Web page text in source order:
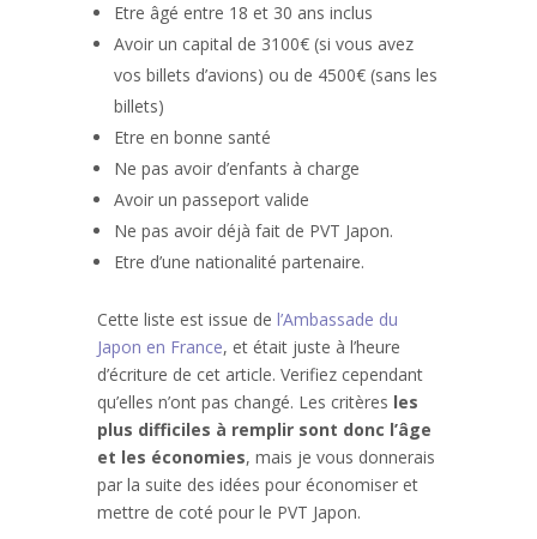
Etre âgé entre 18 et 30 ans inclus
Avoir un capital de 3100€ (si vous avez
vos billets d’avions) ou de 4500€ (sans les
billets)
Etre en bonne santé
Ne pas avoir d’enfants à charge
Avoir un passeport valide
Ne pas avoir déjà fait de PVT Japon.
Etre d’une nationalité partenaire.
Cette liste est issue de l’Ambassade du
Japon en France, et était juste à l’heure
d’écriture de cet article. Verifiez cependant
qu’elles n’ont pas changé. Les critères les
plus difficiles à remplir sont donc l’âge
et les économies, mais je vous donnerais
par la suite des idées pour économiser et
mettre de coté pour le PVT Japon.